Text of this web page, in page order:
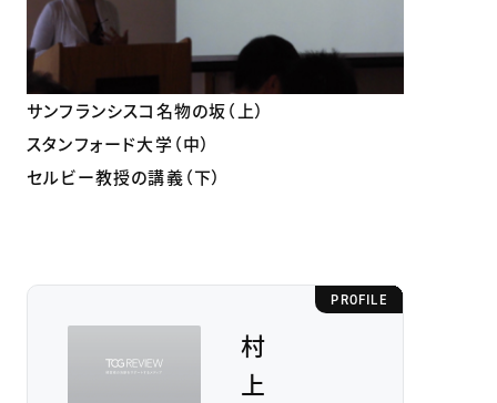
サンフランシスコ名物の坂（上）
スタンフォード大学（中）
セルビー教授の講義（下）
PROFILE
村
上